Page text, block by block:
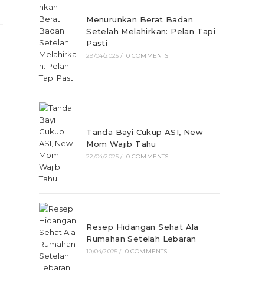
Menurunkan Berat Badan
Setelah Melahirkan: Pelan Tapi
Pasti
29/04/2025 / 0 COMMENTS
Tanda Bayi Cukup ASI, New
Mom Wajib Tahu
22/04/2025 / 0 COMMENTS
Resep Hidangan Sehat Ala
Rumahan Setelah Lebaran
10/04/2025 / 0 COMMENTS